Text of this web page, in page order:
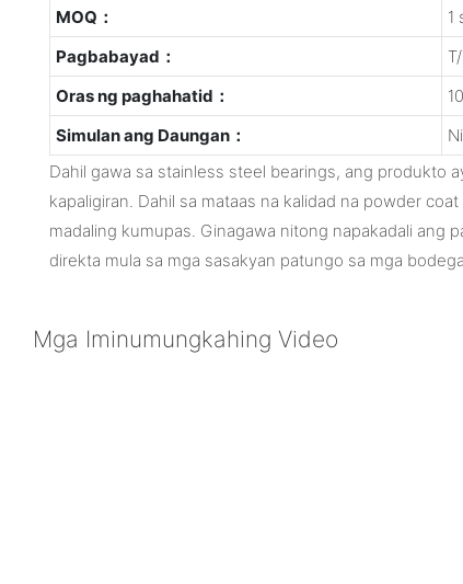
MOQ：
1
Pagbabayad：
Oras ng paghahatid：
Simulan ang Daungan：
Dahil gawa sa stainless steel bearings, ang produkto
kapaligiran. Dahil sa mataas na kalidad na powder
madaling kumupas. Ginagawa nitong napakadali ang
direkta mula sa mga sasakyan patungo sa mga
Mga Iminumungkahing Video